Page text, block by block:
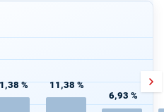
% 11,38 %
6,93 %